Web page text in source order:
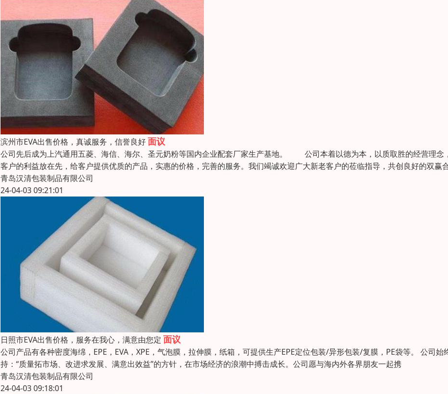
滨州市EVA出售价格，真诚服务，信誉良好面议
公司先后成为上汽通用五菱、海信、海尔、圣元奶粉等国内企业配套厂家生产基地。 公司本着以德为本，以质取胜的经营理念
客户的利益放在先，给客户提供优质的产品，实惠的价格，完善的服务。我们竭诚欢迎广大新老客户的莅临指导，共创良好的双赢
青岛汉清包装制品有限公司
24-04-03 09:21:01
日照市EVA出售价格，服务在我心，满意由您定 面议
公司产品有各种密度海绵，EPE，EVA，XPE，气泡膜，拉伸膜，纸箱，可提供生产EPE定位包装/异形包装/复膜，PE袋等。 公司始
持：“质量拓市场、改进求发展、满意出效益”的方针，在市场经济的浪潮中搏击成长。公司愿与海内外各界朋友一起携
青岛汉清包装制品有限公司
24-04-03 09:18:01